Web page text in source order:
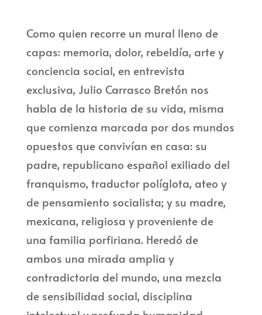
Como quien recorre un mural lleno de
capas: memoria, dolor, rebeldía, arte y
conciencia social, en entrevista
exclusiva, Julio Carrasco Bretón nos
habla de la historia de su vida, misma
que comienza marcada por dos mundos
opuestos que convivían en casa: su
padre, republicano español exiliado del
franquismo, traductor políglota, ateo y
de pensamiento socialista; y su madre,
mexicana, religiosa y proveniente de
una familia porfiriana. Heredó de
ambos una mirada amplia y
contradictoria del mundo, una mezcla
de sensibilidad social, disciplina